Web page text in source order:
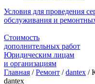
Условия для проведения
обслуживания и
Стоимость
дополнительных работ
Юридическим лицам
и организациям
Главная /Ремонт /dantex /
dantex